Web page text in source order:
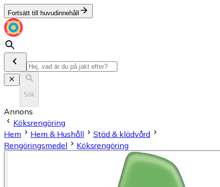
Fortsätt till huvudinnehåll
Sök
Annons
Köksrengöring
Hem
Hem & Hushåll
Städ & klädvård
Rengöringsmedel
Köksrengöring